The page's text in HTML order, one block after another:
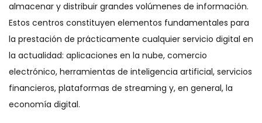
almacenar y distribuir grandes volúmenes de información.
Estos centros constituyen elementos fundamentales para
la prestación de prácticamente cualquier servicio digital en
la actualidad: aplicaciones en la nube, comercio
electrónico, herramientas de inteligencia artificial, servicios
financieros, plataformas de streaming y, en general, la
economía digital.